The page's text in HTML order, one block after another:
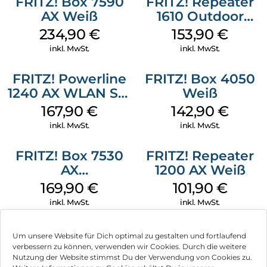
Um unsere Website für Dich optimal zu gestalten und fortlaufend
verbessern zu können, verwenden wir Cookies. Durch die weitere
Nutzung der Website stimmst Du der Verwendung von Cookies zu.
FRITZ!OS ist die intuitive Benutzeroberfläche, mit der Sie die
einzelnen Komponenten einfach verwalten können. Durch
kostenlose Updates erhalten Sie regelmäßig neue
Funktionen und mit den FRITZ!Apps können Sie auch
unterwegs sicher auf Ihr Heimnetz zugreifen.
FRITZ!Box sicherheitshalber:
Um Ihre Kommunikation und Daten vor unbefugtem Zugriff
zu schützen, verfügt die FRITZ!Box 5530 Fiber über ein
ausgeklügeltes Sicherheitskonzept. AVM veröffentlicht
regelmäßig kostenlose Updates, um die Software auf dem
sofort im Keim zu ersticken. Darüber hinaus sind Telefonie,
drahtlose Verbindungen und die Einrichtung nach neuesten
Standards vor unbefugtem Zugriff geschützt.
AX Weiß
234,90 €
inkl. MwSt.
1610 Outdoor
Weiß
153,90€
inkl. MwSt.
FRITZ! Powerline
1240 AX WLAN Set
Weiß
167,90€
inkl. MwSt.
FRITZ! Box 4050
Weiß
142,90€
inkl. MwSt.
FRITZ! Box 7530
AX
(Tarifvermarktung)
Weiß
169,90€
inkl. MwSt.
FRITZ! Repeater
1200 AX Weiß
101,90 €
inkl. MwSt.